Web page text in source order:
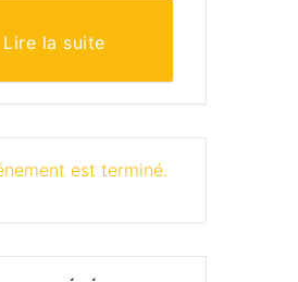
Lire la suite
est terminé.